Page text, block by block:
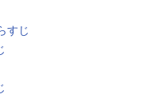
すじ